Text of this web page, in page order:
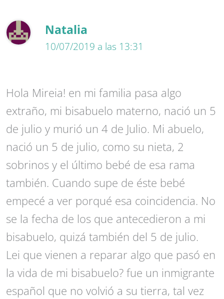
Natalia
10/07/2019 a las 13:31
Hola Mireia! en mi familia pasa algo
extraño, mi bisabuelo materno, nació un 5
de julio y murió un 4 de Julio. Mi abuelo,
nació un 5 de julio, como su nieta, 2
sobrinos y el último bebé de esa rama
también. Cuando supe de éste bebé
empecé a ver porqué esa coincidencia. No
se la fecha de los que antecedieron a mi
bisabuelo, quizá también del 5 de julio.
Lei que vienen a reparar algo que pasó en
la vida de mi bisabuelo? fue un inmigrante
español que no volvió a su tierra, tal vez